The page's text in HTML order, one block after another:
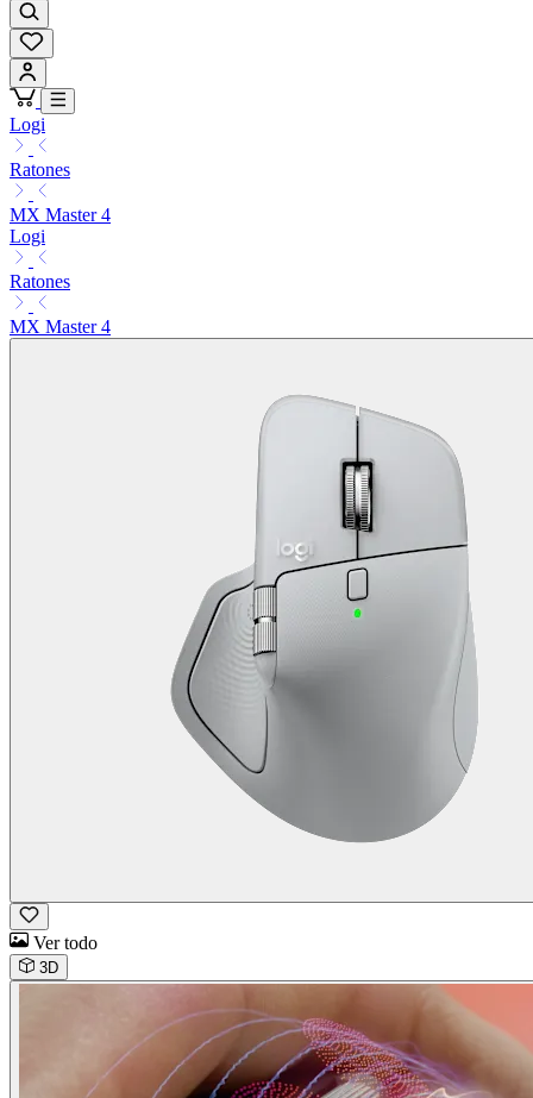
Logi
Ratones
MX Master 4
Logi
Ratones
MX Master 4
Ver todo
3D